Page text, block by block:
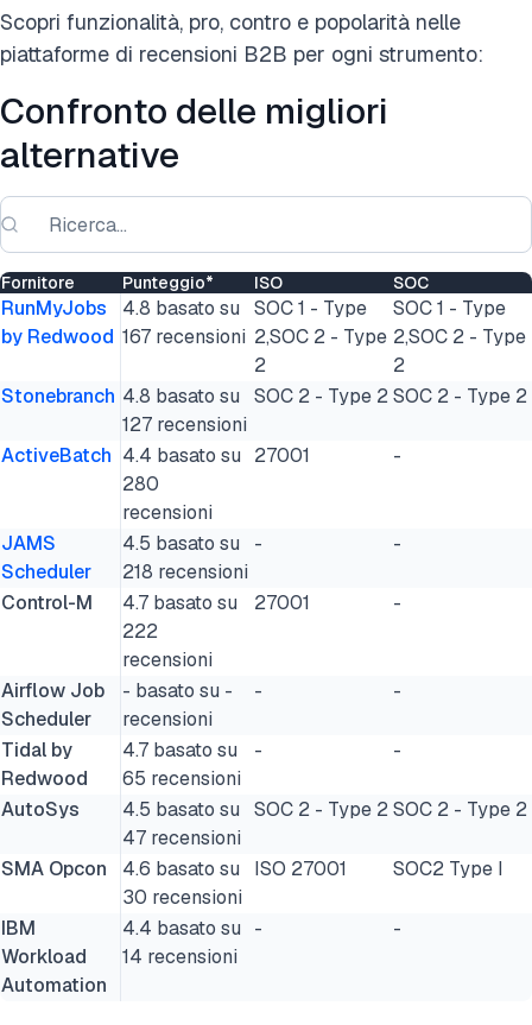
Scopri funzionalità, pro, contro e popolarità nelle
piattaforme di recensioni B2B per ogni strumento:
Confronto delle migliori
alternative
Fornitore Punteggio* ISO SOC
RunMyJobs
by Redwood
4.8 basato su
167 recensioni
SOC 1 - Type
2,SOC 2 - Type
2
SOC 1 - Type
2,SOC 2 - Type
2
Stonebranch 4.8 basato su
127 recensioni
SOC 2 - Type 2 SOC 2 - Type 2
ActiveBatch 4.4 basato su
280
recensioni
27001 -
JAMS
Scheduler
4.5 basato su
218 recensioni
- -
Control-M
4.7 basato su
222
recensioni
27001 -
Airflow Job
Scheduler
- basato su -
recensioni
- -
Tidal by
Redwood
4.7 basato su
65 recensioni
- -
AutoSys
4.5 basato su
47 recensioni
SOC 2 - Type 2 SOC 2 - Type 2
SMA Opcon
4.6 basato su
30 recensioni
ISO 27001 SOC2 Type I
IBM
Workload
Automation
4.4 basato su
14 recensioni
- -